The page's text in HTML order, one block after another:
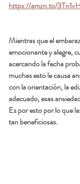
https://amzn.to/
Mientras que el
emocionante y alegre,
acercando la fecha
muchas esto le causa
con la orientación, la
adecuado, esas
Es por esto por lo que
tan beneficiosas.